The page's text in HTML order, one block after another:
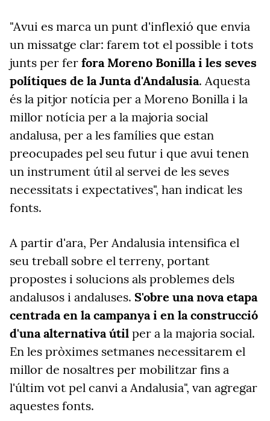
"Avui es marca un punt d'inflexió que envia
un missatge clar: farem tot el possible i tots
junts per fer fora Moreno Bonilla i les seves
polítiques de la Junta d'Andalusia. Aquesta
és la pitjor notícia per a Moreno Bonilla i la
millor notícia per a la majoria social
andalusa, per a les famílies que estan
preocupades pel seu futur i que avui tenen
un instrument útil al servei de les seves
necessitats i expectatives", han indicat les
fonts.
A partir d'ara, Per Andalusia intensifica el
seu treball sobre el terreny, portant
propostes i solucions als problemes dels
andalusos i andaluses. S'obre una nova etapa
centrada en la campanya i en la construcció
d'una alternativa útil per a la majoria social.
En les pròximes setmanes necessitarem el
millor de nosaltres per mobilitzar fins a
l'últim vot pel canvi a Andalusia", van agregar
aquestes fonts.